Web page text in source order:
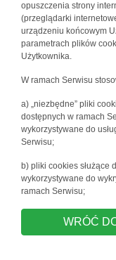
opuszczenia strony
(przeglądarki
urządzeniu końcowym
parametrach plików
Użytkownika.
W ramach Serwisu
a) „niezbędne” pliki
dostępnych w ramach
wykorzystywane do
Serwisu;
b) pliki cookies służące
wykorzystywane do
ramach Serwisu;
WRÓĆ